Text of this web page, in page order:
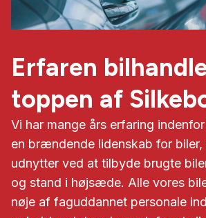
Erfaren
toppen af
Vi har mange års erfaring
en brændende lidenskab for
udnytter ved at tilbyde brugte
og stand i højsæde. Alle vores
nøje af faguddannet personale